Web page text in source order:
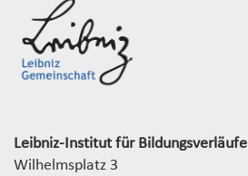
Leibniz-Institut für Bildungsverläufe
Wilhelmsplatz 3